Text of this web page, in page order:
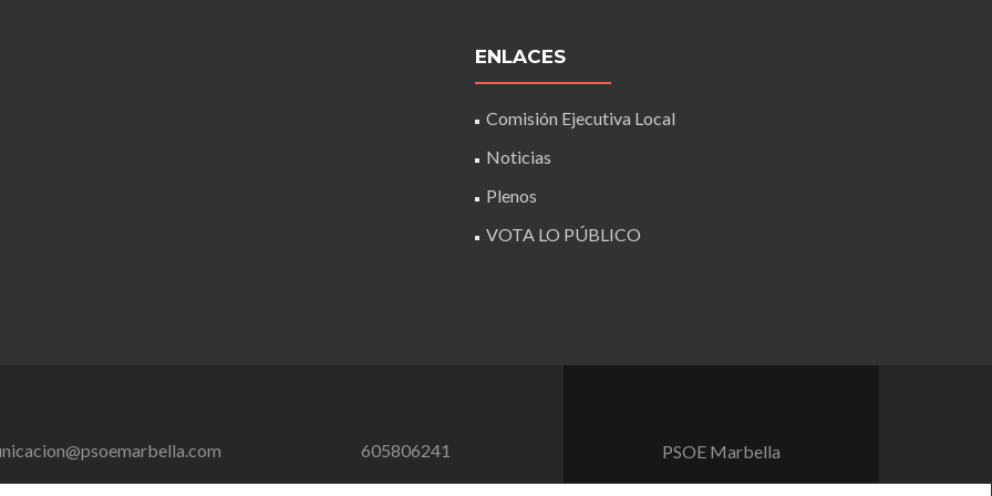
ENLACES
Comisión Ejecutiva Local
Noticias
Plenos
VOTA LO PÚBLICO
605806241 PSOE Marbella